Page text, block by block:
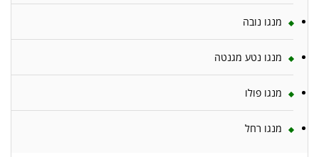
מנגו נובה
מנגו נטע מגנטה
מנגו פולו
מנגו רחל